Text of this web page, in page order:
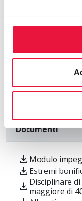
Rete Aste
Mostra
contact_support
Richiedi
Documenti
download Modulo
download Estremi
download Disciplinare
maggiore di